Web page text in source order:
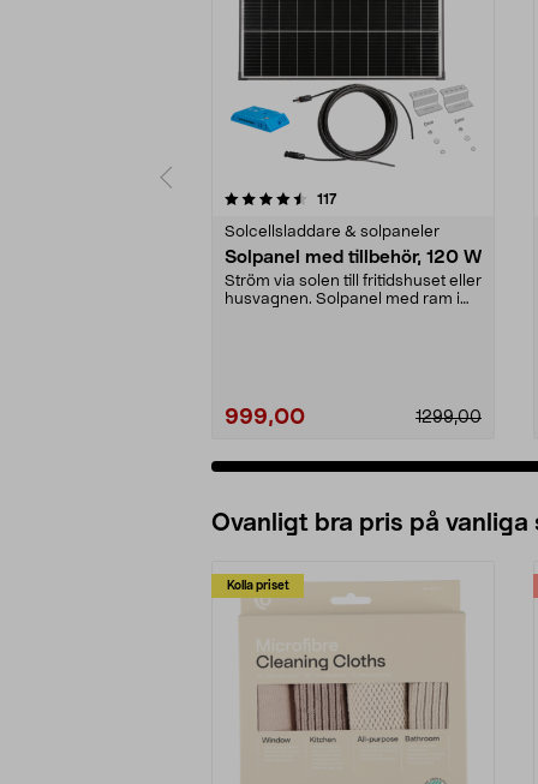
117recensioner
Solcellsladdare & solpaneler
Solpanel med tillbehör, 120 W
Ström via solen till fritidshuset eller
husvagnen. Solpanel med ram i
999,00 1299,00
4.0 av 5 stjärnor
Ovanligt bra pris på vanliga
Kolla priset